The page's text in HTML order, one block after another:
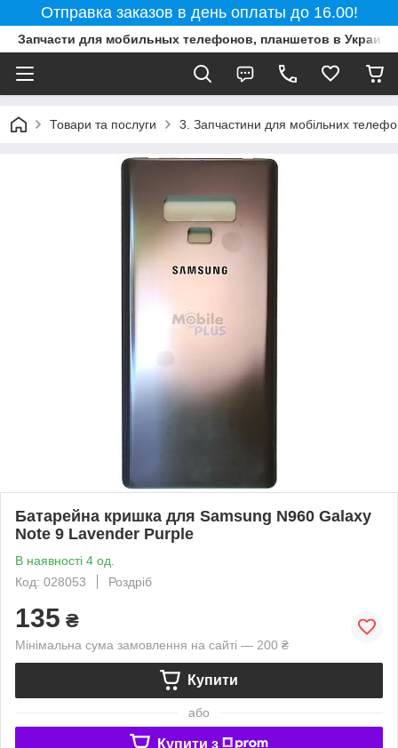
Отправка заказов в день оплаты до 16.00!
Запчасти для мобильных телефонов, планшетов в
Товари та послуги 3. Запчастини для мобільних
Батарейна кришка для Samsung N960 Galaxy
Note 9 Lavender Purple
В наявності 4 од.
Код: 028053
Роздріб
135 ₴
Мінімальна сума замовлення на сайті — 200 ₴
Купити
або
Купити з